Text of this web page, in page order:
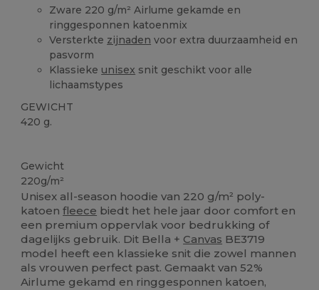
Zware 220 g/m² Airlume gekamde en
ringgesponnen katoenmix
Versterkte zijnaden voor extra duurzaamheid en
pasvorm
Klassieke unisex snit geschikt voor alle
lichaamstypes
GEWICHT
420 g.
Gewicht
220g/m²
Unisex all-season hoodie van 220 g/m² poly-
katoenfleece biedt het hele jaar door comfort en
een premium oppervlak voor bedrukking of
dagelijks gebruik. Dit Bella + Canvas BE3719
model heeft een klassieke snit die zowel mannen
als vrouwen perfect past. Gemaakt van 52%
Airlume gekamd en ringgesponnen katoen,